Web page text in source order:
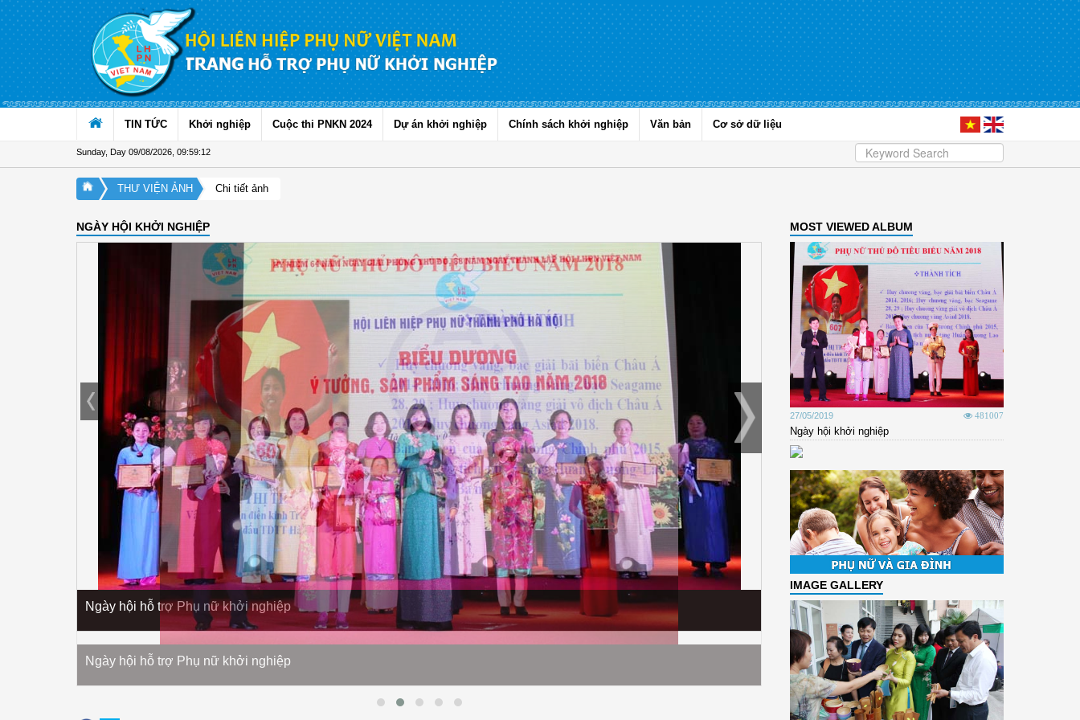
Skip to Content
TIN TỨC Khởi nghiệp Cuộc thi PNKN 2024 Dự án khởi nghiệp Chính sách khởi nghiệp Văn bản Cơ sở dữ liệu
Sunday, Day 09/08/2026 09:59:12
THƯ VIỆN ẢNH Chi tiết ảnh
NGÀY HỘI KHỞI NGHIỆP
Ngày hội hỗ trợ Phụ nữ khởi nghiệp
Ngày hội hỗ trợ Phụ nữ khởi nghiệp
Ngày hội hỗ trợ Phụ nữ khởi nghiệp
MOST VIEWED ALBUM
27/05/2019 481007
Ngày hội khởi nghiệp
IMAGE GALLERY